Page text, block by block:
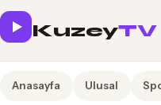
KuzeyTV
Anasayfa Ulusal